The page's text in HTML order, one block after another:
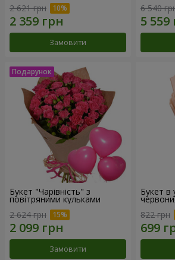
2 621 грн
Замовити
6 540
Букет "Чарівність" з
повітряними кульками
2 624 грн
Замовити
Букет в
822 грн